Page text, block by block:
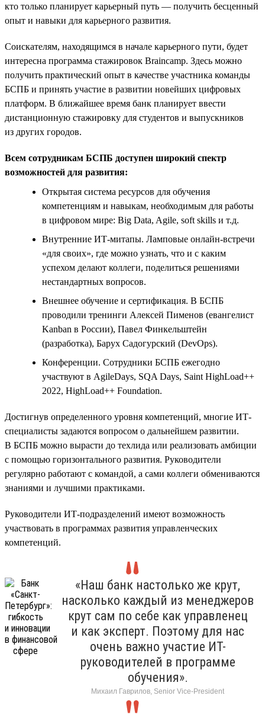
кто только планирует карьерный путь — получить бесценный
опыт и навыки для карьерного развития.
Соискателям, находящимся в начале карьерного пути, будет
интересна программа стажировок Braincamp. Здесь можно
получить практический опыт в качестве участника команды
БСПБ и принять участие в развитии новейших цифровых
платформ. В ближайшее время банк планирует ввести
дистанционную стажировку для студентов и выпускников
из других городов.
Всем сотрудникам БСПБ доступен широкий спектр
возможностей для развития:
Открытая система ресурсов для обучения
компетенциям и навыкам, необходимым для работы
в цифровом мире: Big Data, Agile, soft skills и т.д.
Внутренние ИТ-митапы. Ламповые онлайн-встречи
«для своих», где можно узнать, что и с каким
успехом делают коллеги, поделиться решениями
нестандартных вопросов.
Внешнее обучение и сертификация. В БСПБ
проводили тренинги Алексей Пименов (евангелист
Kanban в России), Павел Финкельштейн
(разработка), Барух Садогурский (DevOps).
Конференции. Сотрудники БСПБ ежегодно
участвуют в AgileDays, SQA Days, Saint HighLoad++
2022, HighLoad++ Foundation.
Достигнув определенного уровня компетенций, многие ИТ-
специалисты задаются вопросом о дальнейшем развитии.
В БСПБ можно вырасти до техлида или реализовать амбиции
с помощью горизонтального развития. Руководители
регулярно работают с командой, а сами коллеги обмениваются
знаниями и лучшими практиками.
Руководители ИТ-подразделений имеют возможность
участвовать в программах развития управленческих
компетенций.
«Наш банк настолько же крут,
насколько каждый из менеджеров
крут сам по себе как управленец
и как эксперт. Поэтому для нас
очень важно участие ИТ-
руководителей в программе
обучения».
Михаил Гаврилов, Senior Vice-President